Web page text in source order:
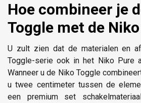
Hoe combineer je
Toggle met de
U zult zien dat de materialen en
Toggle-serie ook in het Niko Pure
Wanneer u de Niko Toggle
u twee centimeter tussen de
een premium set